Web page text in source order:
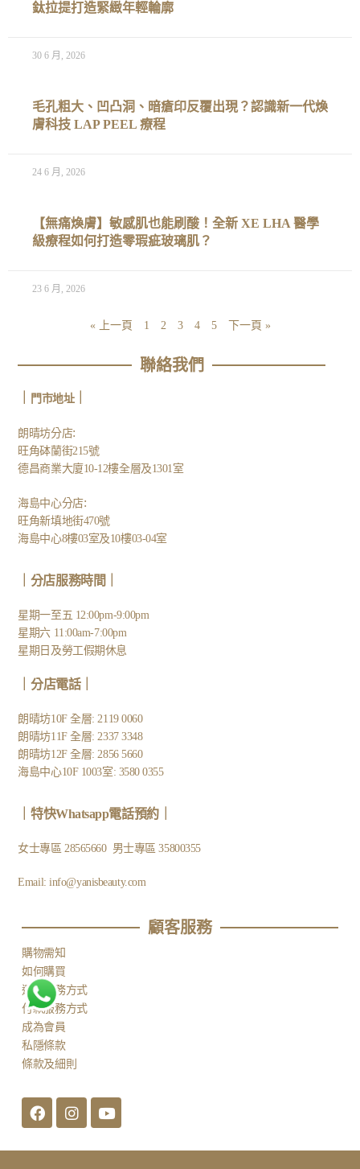
鈦拉提打造緊緻年輕輪廓
30 6 月, 2026
毛孔粗大、凹凸洞、暗瘡印反覆出現？認識新一代煥
膚科技 LAP PEEL 療程
24 6 月, 2026
【無痛煥膚】敏感肌也能刷酸！全新 XE LHA 醫學
級療程如何打造零瑕疵玻璃肌？
23 6 月, 2026
« 上一頁 1 2 3 4 5 下一頁 »
聯絡我們
門市地址｜
朗晴坊分店:
旺角砵蘭街215號
德昌商業大廈10-12樓全層及1301室
海島中心分店:
旺角新填地街470號
海島中心8樓03室及10樓03-04室
｜分店服務時間｜
星期一至五 12:00pm-9:00pm
星期六 11:00am-7:00pm
星期日及勞工假期休息
分店電話｜
朗晴坊10F 全層: 2119 0060
朗晴坊11F 全層: 2337 3348
朗晴坊12F 全層: 2856 5660
海島中心10F 1003室: 3580 0355
特快Whatsapp電話預約｜
女士專區28565660 男士專區35800355
Email:info@yanisbeauty.com
顧客服務​
購物需知
如何購買
運送服務方式
付款服務方式
成為會員
私隱條款
條款及細則